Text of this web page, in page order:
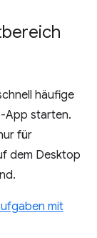
häufige
App starten.
für
dem Desktop
mit